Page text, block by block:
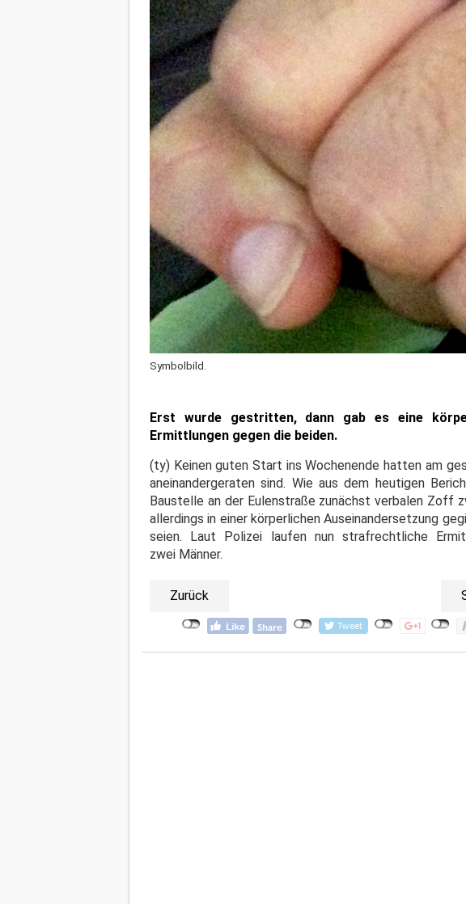
Symbolbild.
Erst wurde gestritten, dann gab es eine
Ermittlungen gegen die beiden.
(ty) Keinen guten Start ins Wochenende hatten am
aneinandergeraten sind. Wie aus dem heutigen
Baustelle an der Eulenstraße zunächst verbalen Zoff
allerdings in einer körperlichen Auseinandersetzung
seien. Laut Polizei laufen nun strafrechtliche
zwei Männer.
Zurück